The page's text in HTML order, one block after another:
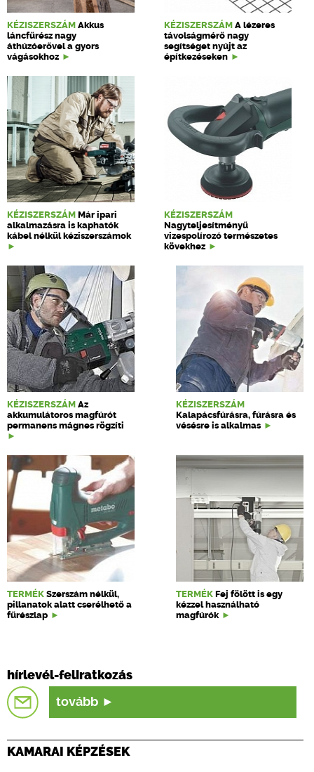
KÉZISZERSZÁM Akkus
láncfűrész nagy
áthúzóerővel a gyors
vágásokhoz
KÉZISZERSZÁM A lézeres
távolságmérő nagy
segítséget nyújt az
építkezéseken
KÉZISZERSZÁM Már ipari
alkalmazásra is kaphatók
kábel nélkül kéziszerszámok
KÉZISZERSZÁM
Nagyteljesítményű
vizespolírozó természetes
kövekhez
KÉZISZERSZÁM Az
akkumulátoros magfúrót
permanens mágnes rögzíti
KÉZISZERSZÁM
Kalapácsfúrásra, fúrásra és
vésésre is alkalmas
TERMÉK Szerszám nélkül,
pillanatok alatt cserélhető a
fűrészlap
TERMÉK Fej fölött is egy
kézzel használható
magfúrók
hírlevél-feliratkozás
tovább
KAMARAI KÉPZÉSEK